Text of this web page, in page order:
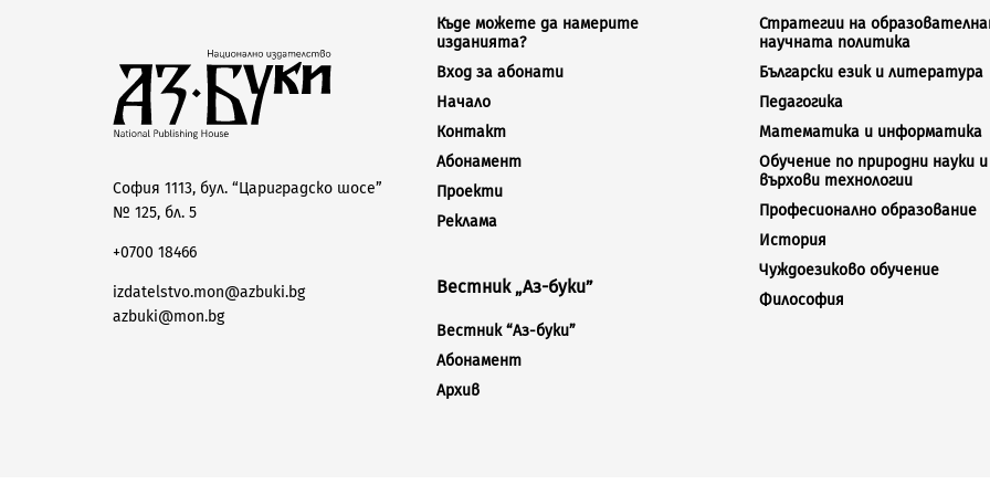
София 1113, бул. “Цариградско шосе”
№ 125, бл. 5
+0700 18466
izdatelstvo.mon@azbuki.bg
azbuki@mon.bg
Къде можете да намерите
изданията?
Вход за абонати
Начало
Контакт
Абонамент
Проекти
Реклама
Вестник „Аз-буки”
Вестник “Аз-буки”
Абонамент
Архив
Стратегии на
научната политика
Български език и литература
Педагогика
Математика и информатика
Обучение по природни науки и
върхови технологии
Професионално образование
История
Чуждоезиково обучение
Философия